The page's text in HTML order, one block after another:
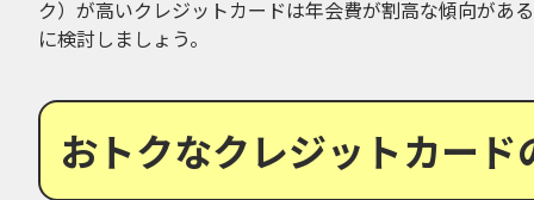
ク）が高いクレジットカードは年会費が割高な傾向があ
に検討しましょう。
おトクなクレジットカード